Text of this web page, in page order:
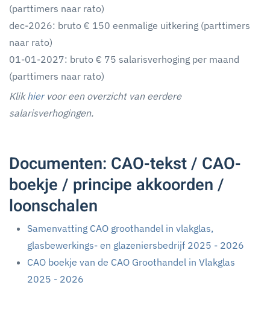
(parttimers naar rato)
dec-2026: bruto € 150 eenmalige uitkering (parttimers
naar rato)
01-01-2027: bruto € 75 salarisverhoging per maand
(parttimers naar rato)
Klikhiervoor een overzicht van eerdere
salarisverhogingen.
Documenten: CAO-tekst / CAO-
boekje / principe akkoorden /
loonschalen
Samenvatting CAO groothandel in vlakglas,
glasbewerkings- en glazeniersbedrijf 2025 - 2026
CAO boekje van de CAO Groothandel in Vlakglas
2025 - 2026